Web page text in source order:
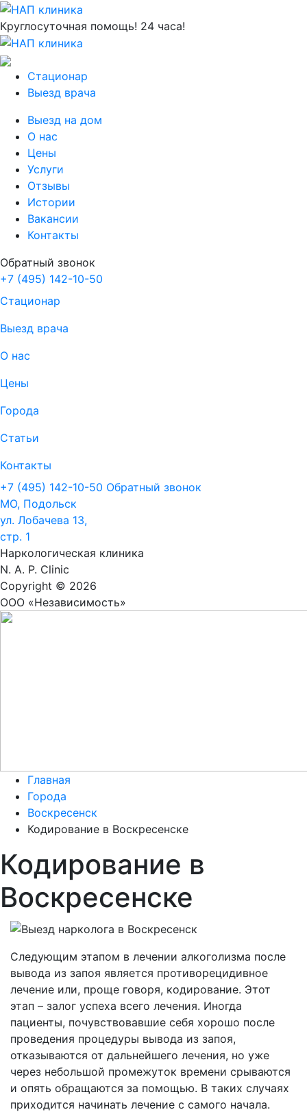
Круглосуточная помощь! 24 часа!
Стационар
Выезд врача
Выезд на дом
О нас
Цены
Услуги
Отзывы
Истории
Вакансии
Контакты
Обратный звонок
+7 (495) 142-10-50
Стационар
Выезд врача
О нас
Цены
Города
Статьи
Контакты
+7 (495) 142-10-50 Обратный звонок
МО, Подольск
ул. Лобачева 13,
стр. 1
Наркологическая клиника
N. A. P. Clinic
Copyright © 2026
ООО «Независимость»
Главная
Города
Воскресенск
Кодирование в Воскресенске
Кодирование в
Воскресенске
Следующим этапом в лечении алкоголизма после
вывода из запоя является противорецидивное
лечение или, проще говоря, кодирование. Этот
этап – залог успеха всего лечения. Иногда
пациенты, почувствовавшие себя хорошо после
проведения процедуры вывода из запоя,
отказываются от дальнейшего лечения, но уже
через небольшой промежуток времени срываются
и опять обращаются за помощью. В таких случаях
приходится начинать лечение с самого начала.